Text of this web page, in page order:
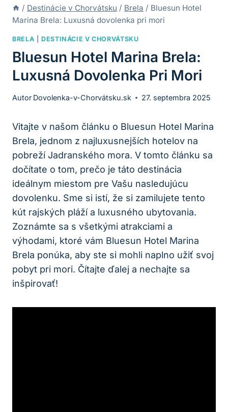
/ Destinácie v Chorvátsku / Brela / Bluesun Hotel
Marina Brela: Luxusná dovolenka pri mori
BRELA |DESTINÁCIE V CHORVÁTSKU
Bluesun Hotel Marina Brela:
Luxusná Dovolenka Pri Mori
Autor Dovolenka-v-Chorvátsku.sk 27. septembra 2025
Vitajte v našom článku o Bluesun Hotel Marina
Brela, jednom z najluxusnejších hotelov na
pobreží Jadranského mora. V tomto článku sa
dočítate o tom, prečo je táto destinácia
ideálnym miestom pre Vašu nasledujúcu
dovolenku. Sme si istí, že si zamilujete tento
kút rajských pláží a luxusného ubytovania.
Zoznámte sa s všetkými atrakciami a
výhodami, ktoré vám Bluesun Hotel Marina
Brela ponúka, aby ste si mohli naplno užiť svoj
pobyt pri mori. Čítajte ďalej a nechajte sa
inšpirovať!